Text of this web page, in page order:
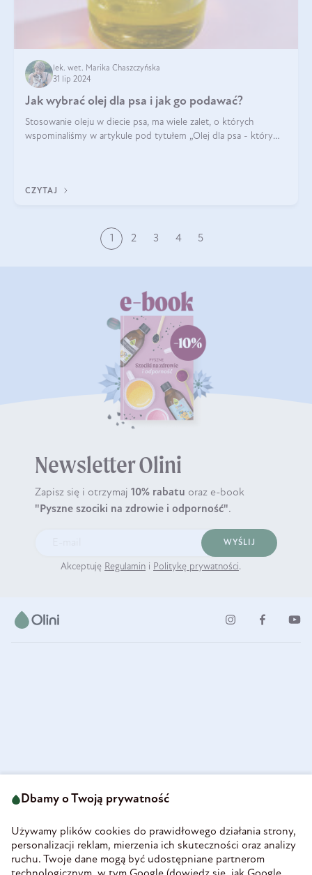
lek. wet. Marika Chaszczyńska
31 lip 2024
Jak wybrać olej dla psa i jak go podawać?
Stosowanie oleju w diecie psa, ma wiele zalet, o których
wspominaliśmy w artykule pod tytułem „Olej dla psa - który
CZYTAJ
1 2 3 4 5
Newsletter Olini
Zapisz się i otrzymaj 10% rabatu oraz e-book
"Pyszne szociki na zdrowie i odporność".
WYŚLIJ
Akceptuję Regulamin i Politykę prywatności.
58-160 Świebodzice
REGON 890213034
INFORMACJE
Dbamy o Twoją prywatność
Używamy plików cookies do prawidłowego działania strony,
personalizacji reklam, mierzenia ich skuteczności oraz analizy
ruchu. Twoje dane mogą być udostępniane partnerom